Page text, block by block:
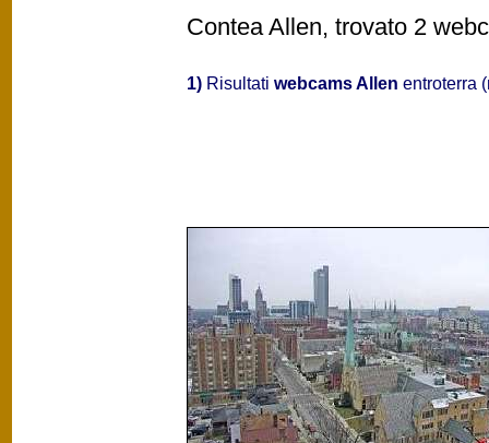
Contea Allen, trovato 2
1) Risultati webcams Allen entroterra